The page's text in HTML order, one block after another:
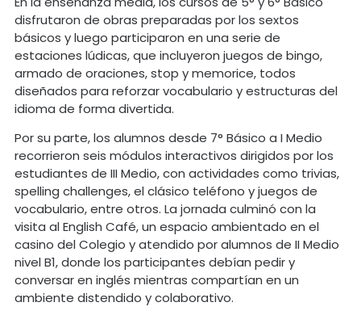
disfrutaron de obras preparadas por los sextos
básicos y luego participaron en una serie de
estaciones lúdicas, que incluyeron juegos de bingo,
armado de oraciones, stop y memorice, todos
diseñados para reforzar vocabulario y estructuras del
idioma de forma divertida.
Por su parte, los alumnos desde 7° Básico a I Medio
recorrieron seis módulos interactivos dirigidos por los
estudiantes de III Medio, con actividades como trivias,
spelling challenges, el clásico teléfono y juegos de
vocabulario, entre otros. La jornada culminó con la
visita al English Café, un espacio ambientado en el
casino del Colegio y atendido por alumnos de II Medio
nivel B1, donde los participantes debían pedir y
conversar en inglés mientras compartían en un
ambiente distendido y colaborativo.